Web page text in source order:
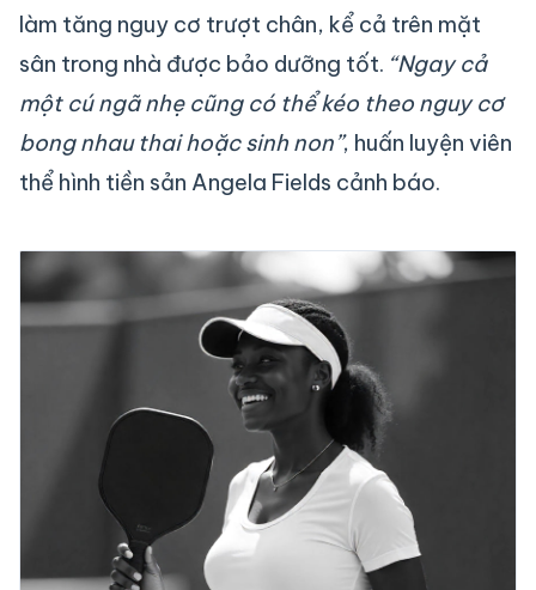
làm tăng nguy cơ trượt chân, kể cả trên mặt
sân trong nhà được bảo dưỡng tốt. “Ngay cả
một cú ngã nhẹ cũng có thể kéo theo nguy cơ
bong nhau thai hoặc sinh non”, huấn luyện viên
thể hình tiền sản Angela Fields cảnh báo.